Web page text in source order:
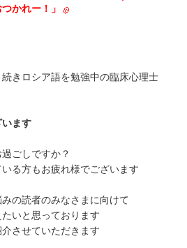
かれー！」
きロシア語を勉強中の臨床心理士
ます
ごしですか？
る方もお疲れ様でございます
の読者のみなさまに向けて
いと思っております
させていただきます